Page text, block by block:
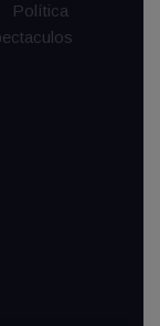
Política